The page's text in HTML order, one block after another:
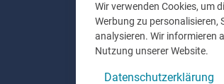
Wir verwenden Cookies, um
Werbung zu personalisieren,
analysieren. Wir informieren
Nutzung unserer Website.
Datenschutzerklärung